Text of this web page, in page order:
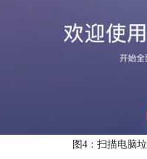
图4：扫描电脑